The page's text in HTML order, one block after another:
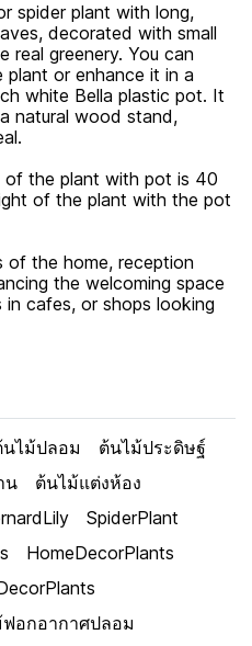
spider plant with long,
decorated with small
real greenery. You can
or enhance it in a
white Bella plastic pot. It
natural wood stand,
of the plant with pot is 40
of the plant with the pot
of the home, reception
the welcoming space
cafes, or shops looking
นไม้ปลอม
ต้นไม้ประดิษฐ์
น
ต้นไม้แต่งห้อง
SpiderPlant
HomeDecorPlants
อกอากาศปลอม